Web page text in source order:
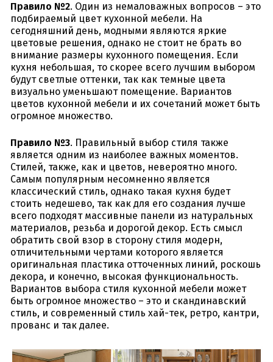
Правило №2. Один из немаловажных вопросов – это
подбираемый цвет кухонной мебели. На
сегодняшний день, модными являются яркие
цветовые решения, однако не стоит не брать во
внимание размеры кухонного помещения. Если
кухня небольшая, то скорее всего лучшим выбором
будут светлые оттенки, так как темные цвета
визуально уменьшают помещение. Вариантов
цветов кухонной мебели и их сочетаний может быть
огромное множество.
Правило №3. Правильный выбор стиля также
является одним из наиболее важных моментов.
Стилей, также, как и цветов, невероятно много.
Самым популярным несомненно является
классический стиль, однако такая кухня будет
стоить недешево, так как для его создания лучше
всего подходят массивные панели из натуральных
материалов, резьба и дорогой декор. Есть смысл
обратить свой взор в сторону стиля модерн,
отличительными чертами которого является
оригинальная пластика отточенных линий, роскошь
декора, и конечно, высокая функциональность.
Вариантов выбора стиля кухонной мебели может
быть огромное множество – это и скандинавский
стиль, и современный стиль хай-тек, ретро, кантри,
прованс и так далее.